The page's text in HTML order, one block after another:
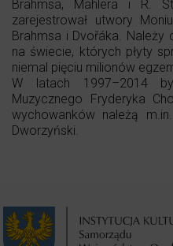
Brahmsa, Mahlera i R.
zarejestrował utwory
Brahmsa i Dvořáka.
na świecie, których płyty
niemal pięciu milionów
W latach 1997–2014
Muzycznego Fryderyka
wychowanków należą
Dworzyński.